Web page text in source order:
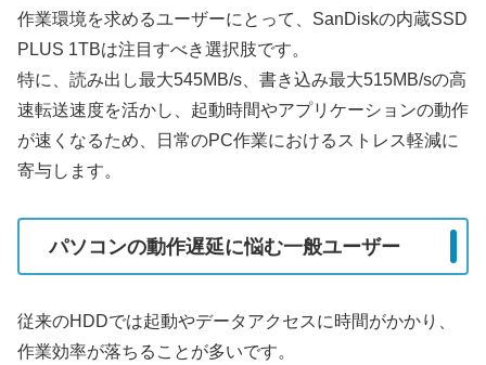
作業環境を求めるユーザーにとって、SanDiskの内蔵SSD
PLUS 1TBは注目すべき選択肢です。
特に、読み出し最大545MB/s、書き込み最大515MB/sの高
速転送速度を活かし、起動時間やアプリケーションの動作
が速くなるため、日常のPC作業におけるストレス軽減に
寄与します。
パソコンの動作遅延に悩む一般ユーザー
従来のHDDでは起動やデータアクセスに時間がかかり、
作業効率が落ちることが多いです。